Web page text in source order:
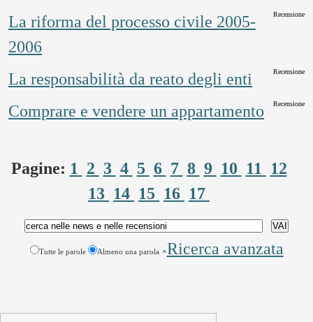
La riforma del processo civile 2005-
2006
Recensione
La responsabilità da reato degli enti Recensione
Comprare e vendere un appartamento Recensione
Pagine: 1 2 3 4 5 6 7 8 9 10 11
12
13 14 15 16 17
Tutte le parole Almeno una parola Ricerca avanzata